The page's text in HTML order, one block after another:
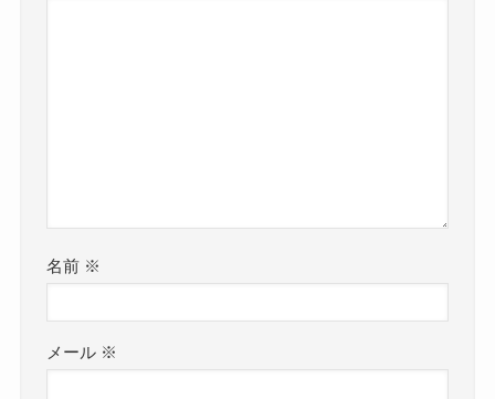
名前 ※
メール ※